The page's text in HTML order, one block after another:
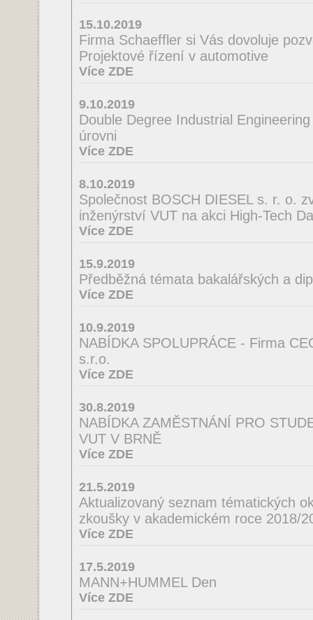
15.10.2019
Firma Schaeffler si Vás dovoluje
Projektové řízení v automotive
Více ZDE
9.10.2019
Double Degree Industrial
úrovni
Více ZDE
8.10.2019
Společnost BOSCH DIESEL s. r. o.
inženýrství VUT na akci High-Tech
Více ZDE
15.9.2019
Předběžná témata bakalářských a
Více ZDE
10.9.2019
NABÍDKA SPOLUPRÁCE - Firma
s.r.o.
Více ZDE
30.8.2019
NABÍDKA ZAMĚSTNÁNÍ PRO
VUT V BRNĚ
Více ZDE
21.5.2019
Aktualizovaný seznam tématických
zkoušky v akademickém roce 2018/
Více ZDE
17.5.2019
MANN+HUMMEL Den
Více ZDE